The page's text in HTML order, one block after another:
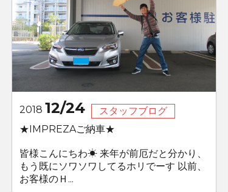
2018 12/24
スタッフブログ
★IMPREZAご納車★
皆様こんにちわ☀ 来年が前厄だと分かり、
もう既にソワソワしてるホリでーす 以前、
お客様のＨ...